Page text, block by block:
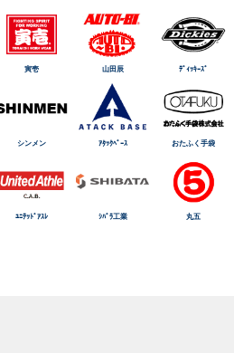
寅壱 山田辰 ﾃﾞｨｯｷｰｽﾞ
シンメン ｱﾀｯｸﾍﾞｰｽ おたふく手袋
ﾕﾆﾃｯﾄﾞｱｽﾚ ｼﾊﾞﾗ工業 丸五